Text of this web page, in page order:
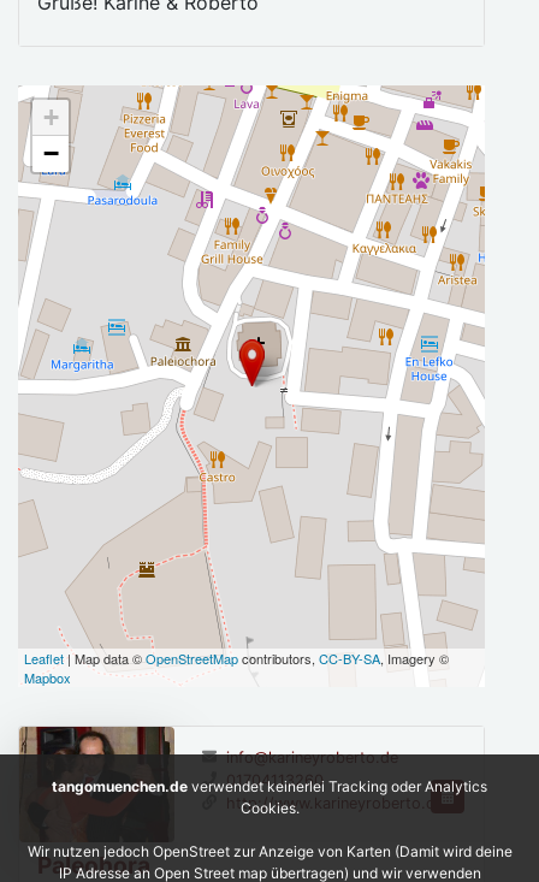
+
−
Leaflet| Map data ©OpenStreetMapcontributors, CC-BY-SA, Imagery ©
Mapbox
Paleohora
info@karineyroberto.de
01704113260
http://www.karineyroberto.de
tangomuenchen.de verwendet keinerlei Tracking oder Analytics
Cookies.
Wir nutzen jedoch OpenStreet zur Anzeige von Karten (Damit wird deine
IP Adresse an Open Street map übertragen) und wir verwenden